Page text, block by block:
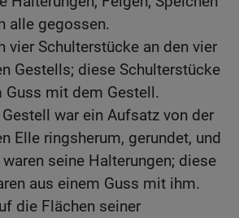
alle gegossen.
vier Schulterstücke an den vier
Gestells; diese Schulterstücke
Guss mit dem Gestell.
war ein Aufsatz von der
Elle ringsherum, gerundet, und
seine Halterungen; diese
aus einem Guss mit ihm.
die Flächen seiner